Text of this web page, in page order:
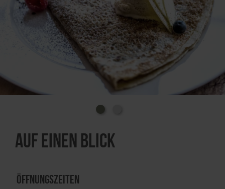
Auf einen Blick
Öffnungszeiten